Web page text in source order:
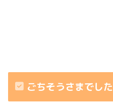
ごちそうさまでした